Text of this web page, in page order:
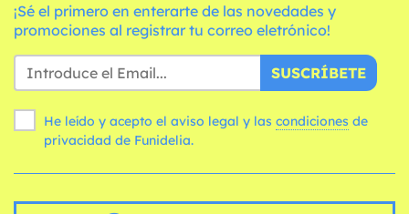
¡Sé el primero en enterarte de las novedades y
promociones al registrar tu correo eletrónico!
SUSCRÍBETE
He leído y acepto el aviso legal y las condiciones
privacidad de Funidelia.